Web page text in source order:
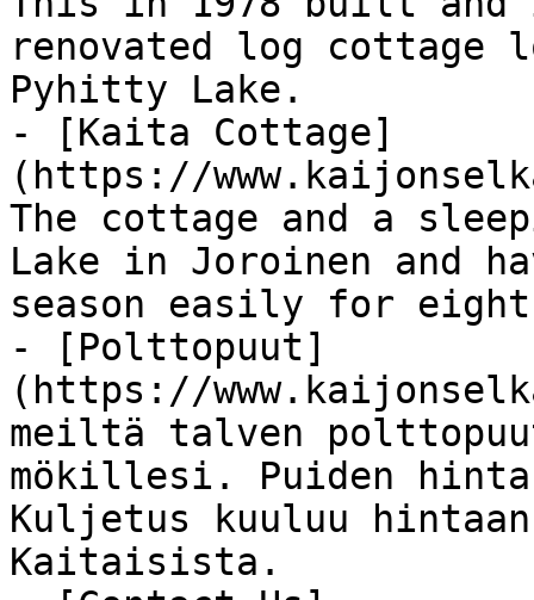
renovated log cottage
Pyhitty Lake.
- [Kaita Cottage]
(https://
The cottage and a
Lake in Joroinen and
season easily for
- [Polttopuut]
(https://
meiltä talven
mökillesi. Puiden
Kuljetus kuuluu
Kaitaisista.